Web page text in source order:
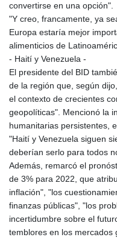
convertirse en una opción".
"Y creo, francamente, ya
Europa estaría mejor
alimenticios de
- Haití y Venezuela -
El presidente del BID
de la región que, según
el contexto de crecientes
geopolíticas". Mencionó la
humanitarias persistentes,
"Haití y Venezuela siguen
deberían serlo para todos
Además, remarcó el
de 3% para 2022, que
inflación", "los
finanzas públicas", "los
incertidumbre sobre el
temblores en los mercados